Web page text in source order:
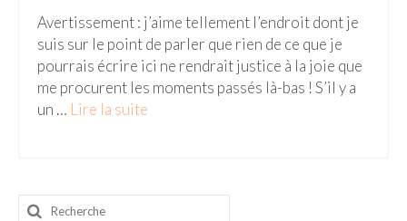
Avertissement : j’aime tellement l’endroit dont je
suis sur le point de parler que rien de ce que je
pourrais écrire ici ne rendrait justice à la joie que
me procurent les moments passés là-bas ! S’il y a
un … Lire la suite­­
Rechercher